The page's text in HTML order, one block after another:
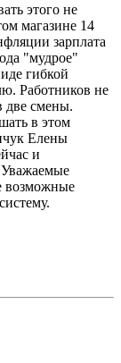
этого не
магазине 14
зарплата
"мудрое"
гибкой
Работников не
две смены.
в этом
Елены
и
Уважаемые
возможные